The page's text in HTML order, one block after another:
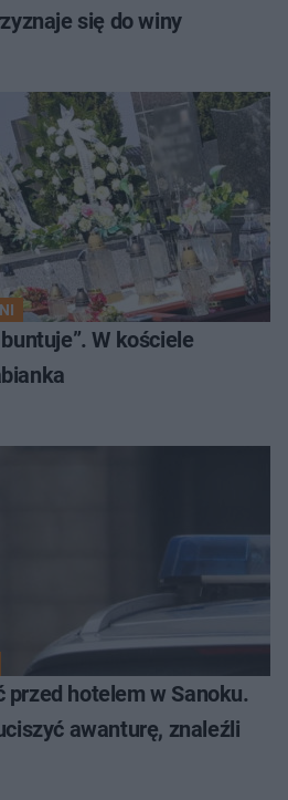
się do winy
W kościele
przed hotelem w Sanoku.
awanturę, znaleźli